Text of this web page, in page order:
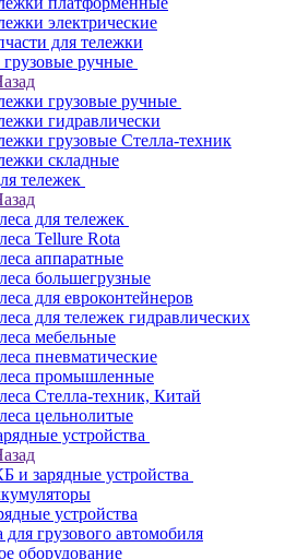
электрические
для тележки
ручные
грузовые ручные
гидравлически
грузовые Стелла-техник
складные
тележек
для тележек
Tellure Rota
аппаратные
большегрузные
для евроконтейнеров
для тележек гидравлических
мебельные
пневматические
промышленные
Стелла-техник, Китай
цельнолитые
устройства
и зарядные устройства
устройства
для грузового автомобиля
оборудование